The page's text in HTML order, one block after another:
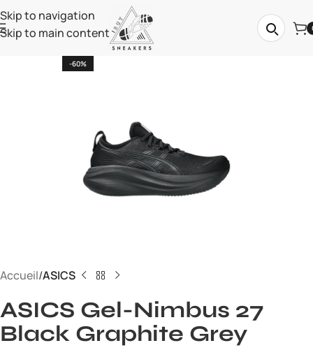
Skip to navigation
Skip to main content
-60%
Accueil ASICS
ASICS Gel-Nimbus 27
Black Graphite Grey